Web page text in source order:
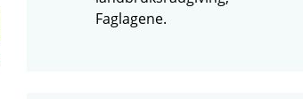
Faglagene.